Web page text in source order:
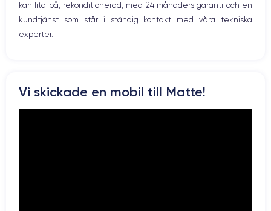
Batterie Type de SIM
Pour plus de détail sur les caractéristiques de ce smartphone,
kan lita på, rekonditionerad, med 24 månaders garanti och en
kundtjänst som står i ständig kontakt med våra tekniska
experter.
Vi skickade en mobil till Matte!